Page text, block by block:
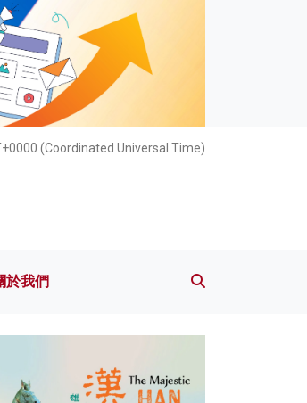
(Coordinated Universal Time)
關於我們
於我們